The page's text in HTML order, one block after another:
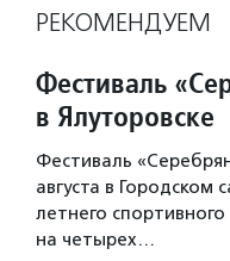
РЕКОМЕНДУЕМ
Фестиваль
в Ялуторовске
Фестиваль
августа в Городском
летнего
на четырех…